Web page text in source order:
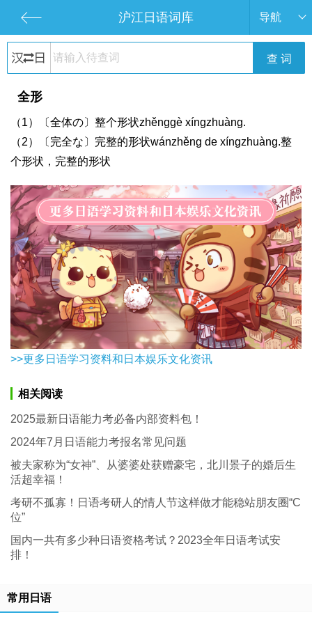
沪江日语词库 导航
查 词
全形
（1）〔全体の〕整个形状zhěnggè xíngzhuàng.
（2）〔完全な〕完整的形状wánzhěng de xíngzhuàng.整
个形状，完整的形状
>>更多日语学习资料和日本娱乐文化资讯
相关阅读
2025最新日语能力考必备内部资料包！
2024年7月日语能力考报名常见问题
被夫家称为“女神”、从婆婆处获赠豪宅，北川景子的婚后生
活超幸福！
考研不孤寡！日语考研人的情人节这样做才能稳站朋友圈“C
位”
国内一共有多少种日语资格考试？2023全年日语考试安
排！
常用日语